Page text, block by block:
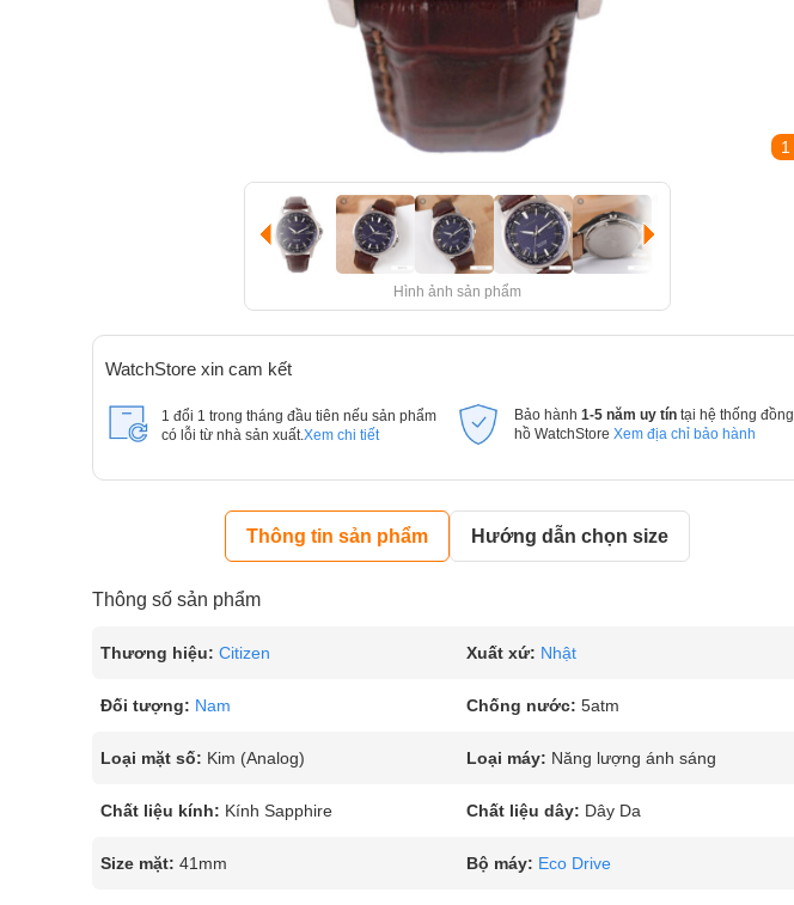
1
Hình ảnh sản phẩm
WatchStore xin cam kết
1 đổi 1 trong tháng đầu tiên nếu sản phẩm
có lỗi từ nhà sản xuất. Xem chi tiết
Bảo hành 1-5 năm uy tín tại hệ thống đồng
hồ WatchStore Xem địa chỉ bảo hành
Thông tin sản phẩm Hướng dẫn chọn size
Thông số sản phẩm
Thương hiệu: Citizen Xuất xứ: Nhật
Đối tượng: Nam Chống nước: 5atm
Loại mặt số: Kim (Analog) Loại máy: Năng lượng ánh sáng
Chất liệu kính: Kính Sapphire Chất liệu dây: Dây Da
Size mặt: 41mm Bộ máy: Eco Drive